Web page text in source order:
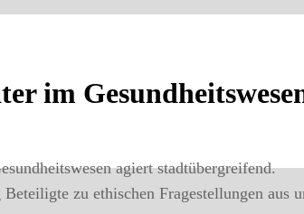
im
agiert stadtübergreifend.
zu ethischen Fragestellungen aus